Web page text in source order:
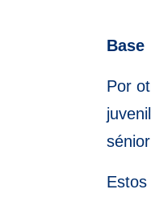
Base
Por